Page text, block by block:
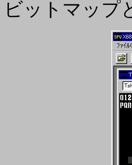
ビットマップ